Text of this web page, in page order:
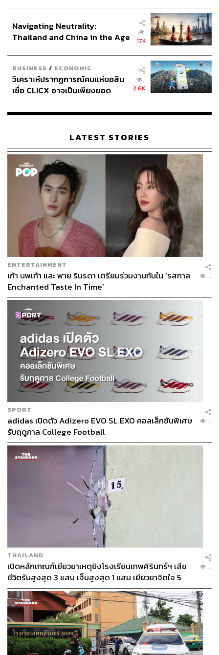
โซนสุดท้ายมีหลายกิจกรรม เริ่มจาก ‘Letter to Theo’ ห้อง
จดหมายถึงน้องชายสุดที่รักของแวนโก๊ะ ‘Drawing Room’
ห้องสอนวาดภาพสไตล์แวนโก๊ะ ใช้เวลารอบละ 10 นาที
‘Art Class’ เวิร์กช็อปสอนวาดภาพอย่างจริงจัง มีค่าใช้จ่าย
1,299 บาทต่อคน ใช้เวลาประมาณ 60-90 นาที และ ‘AI
Interactive Room’ ห้องที่จะเปลี่ยนรูปถ่ายคุณให้กลายเป็น
ภาพวาดสไตล์แวนโก๊ะ มีค่าใช้จ่าย 250 บาท
Navigating Neutrality:
Thailand and China in the Age
174
BUSINESS / ECONOMIC
วิเคราะห์ปรากฏการณ์คนแห่ขอสิน
เชื่อ CLICX อาจเป็นเพียงยอด
เรือนไทยที่ถูกซุกไว้
2.6K
LATEST STORIES
ENTERTAINMENT
เก้า นพเก้า และ พาย รินรดา เตรียมร่วมงานกันใน ‘รสกาล
Enchanted Taste In Time’
...
SPORT
adidas เปิดตัว Adizero EVO SL EXO คอลเล็กชันพิเศษ
รับฤดูกาล College Football
...
THAILAND
เปิดหลักเกณฑ์เยียวยาเหตุยิงโรงเรียนเทพศิรินทร์ฯ เสีย
ชีวิตรับสูงสุด 3 แสน เจ็บสูงสุด 1 แสน เยียวยาจิตใจ 5
ระดับ
...